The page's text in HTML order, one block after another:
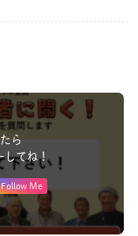
ら
てね！
Follow Me